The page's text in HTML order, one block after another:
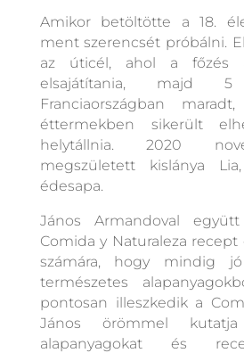
Amikor betöltötte a 18.
ment szerencsét próbálni.
az úticél, ahol a főzés
elsajátítania, majd
Franciaországban
éttermekben sikerült
helytállnia. 2020
megszületett kislánya
édesapa.
János Armandoval
Comida y Naturaleza recept
számára, hogy mindig
természetes
pontosan illeszkedik a
János örömmel
alapanyagokat és